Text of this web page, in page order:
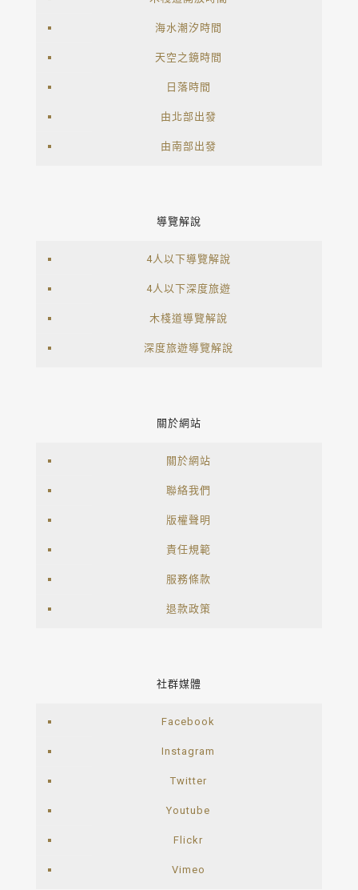
海水潮汐時間
天空之鏡時間
日落時間
由北部出發
由南部出發
導覽解說
4人以下導覽解說
4人以下深度旅遊
木棧道導覽解說
深度旅遊導覽解說
關於網站
關於網站
聯絡我們
版權聲明
責任規範
服務條款
退款政策
社群媒體
Facebook
Instagram
Twitter
Youtube
Flickr
Vimeo